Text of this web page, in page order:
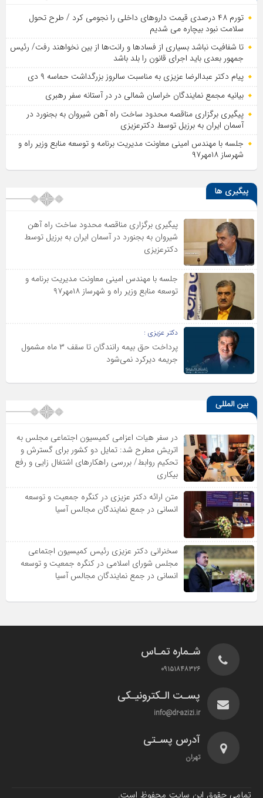
تورم ۴۸ درصدی قیمت داروهای داخلی را نجومی کرد / طرح تحول
سلامت نبود بیچاره می شدیم
تا شفافیت نباشد بسیاری از فساد‌ها و رانت‌ها از بین نخواهند رفت/ رئیس
جمهور بعدی باید اجرای قانون را بلد باشد
پیام دکتر عبدالرضا عزیزی به مناسبت سالروز بزرگداشت حماسه ۹ دی
بیانیه مجمع نمایندگان خراسان شمالی در در آستانه سفر رهبری
پیگیری برگزاری مناقصه محدود ساخت راه آهن شیروان به بجنورد در
آسمان ایران به برزیل توسط دکترعزیزی
جلسه با مهندس امینی معاونت مدیریت برنامه و توسعه منابع وزیر راه و
شهرساز ۱۸مهر۹۷
پیگیری ها
پیگیری برگزاری مناقصه محدود ساخت راه آهن
شیروان به بجنورد در آسمان ایران به برزیل توسط
دکترعزیزی
جلسه با مهندس امینی معاونت مدیریت برنامه و
توسعه منابع وزیر راه و شهرساز ۱۸مهر۹۷
دکتر عزیزی :
پرداخت حق بیمه رانندگان تا سقف ۳ ماه مشمول
جریمه دیرکرد نمی‌شود
بین المللی
در سفر هیات اعزامی کمیسیون اجتماعی مجلس به
اتریش مطرح شد: تمایل دو کشور برای گسترش و
تحکیم روابط/ بررسی راهکارهای اشتغال زایی و رفع
بیکاری
متن ارائه دکتر عزیزى در کنگره جمعیت و توسعه
انسانى در جمع نمایندگان مجالس آسیا
سخنرانى دکتر عزیزى رئیس کمیسیون اجتماعى
مجلس شوراى اسلامى در کنگره جمعیت و توسعه
انسانى در جمع نمایندگان مجالس آسیا
شـماره تمـاس
۰۹۱۵۱۸۴۸۳۲۶
پسـت الـکترونیـکی
info@dr-azizi.ir
آدرس پسـتی
تهران
تمامی حقوق این سایت محفوظ است.